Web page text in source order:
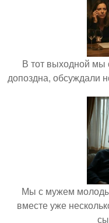
В тот выходной мы
допоздна, обсуждали
Мы с мужем
вместе уже